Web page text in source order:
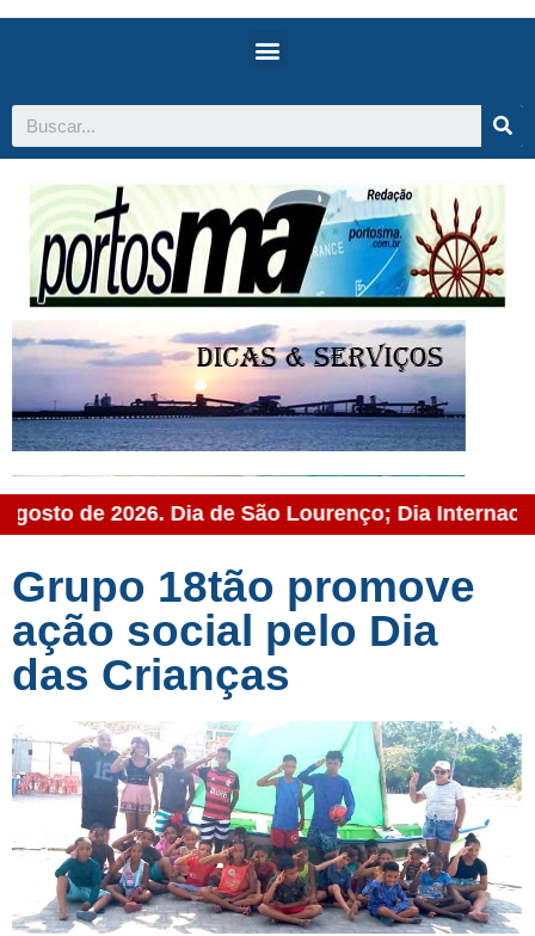
de 2026. Dia de São Lourenço; Dia
Grupo 18tão promove
ação social pelo Dia
das Crianças